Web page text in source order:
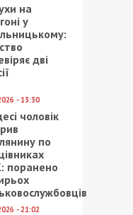
на
у
дві
- 13:30
чоловік
по
поранено
- 21:02